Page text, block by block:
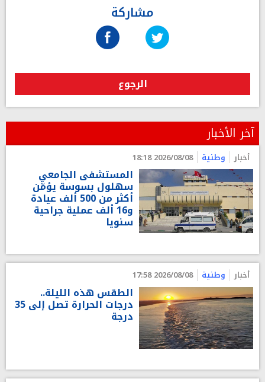
مشاركة
الرجوع
آخر الأخبار
أخبار وطنية 2026/08/08 18:18
المستشفى الجامعي
سهلول بسوسة يؤمّن
أكثر من 500 ألف عيادة
و16 ألف عملية جراحية
سنويا
أخبار وطنية 2026/08/08 17:58
الطقس هذه الليلة..
درجات الحرارة تصل إلى 35
درجة